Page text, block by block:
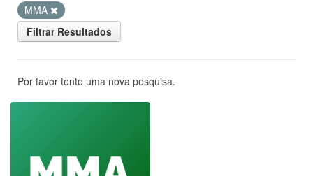
MMA
Filtrar Resultados
Por favor tente uma nova pesquisa.